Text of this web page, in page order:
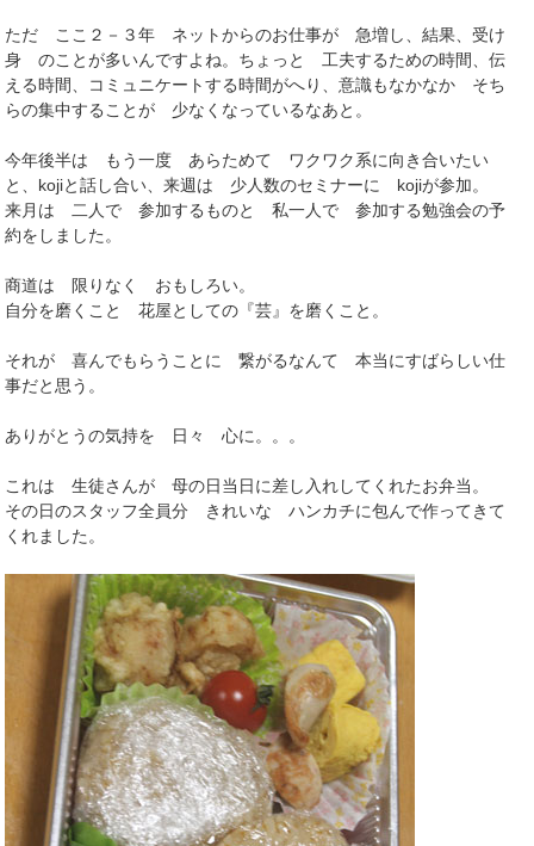
ただ ここ２－３年 ネットからのお仕事が 急増し、結果、受け
身 のことが多いんですよね。ちょっと 工夫するための時間、伝
える時間、コミュニケートする時間がへり、意識もなかなか そち
らの集中することが 少なくなっているなあと。
今年後半は もう一度 あらためて ワクワク系に向き合いたい
と、kojiと話し合い、来週は 少人数のセミナーに kojiが参加。
来月は 二人で 参加するものと 私一人で 参加する勉強会の予
約をしました。
商道は 限りなく おもしろい。
自分を磨くこと 花屋としての『芸』を磨くこと。
それが 喜んでもらうことに 繋がるなんて 本当にすばらしい仕
事だと思う。
ありがとうの気持を 日々 心に。。。
これは 生徒さんが 母の日当日に差し入れしてくれたお弁当。
その日のスタッフ全員分 きれいな ハンカチに包んで作ってきて
くれました。